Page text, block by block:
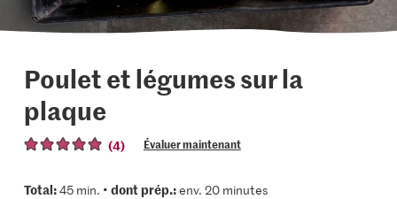
Poulet et légumes sur la
plaque
(4) Évaluer maintenant
Total:45 min. • dont prép.:env. 20 minutes